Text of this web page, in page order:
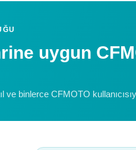
uygun
binlerce CFMOTO